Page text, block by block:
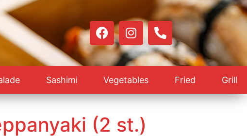
Sashimi Vegetables Fried Grill
(2 st.)